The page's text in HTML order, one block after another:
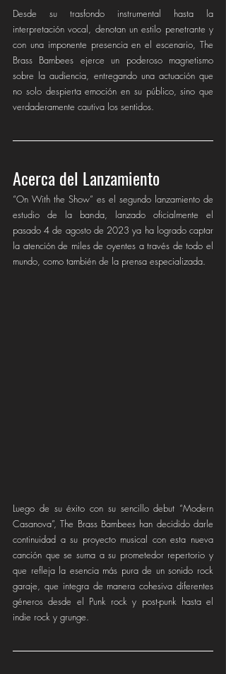
Desde su trasfondo instrumental hasta la
interpretación vocal, denotan un estilo penetrante y
con una imponente presencia en el escenario, The
Brass Bambees ejerce un poderoso magnetismo
sobre la audiencia, entregando una actuación que
no solo despierta emoción en su público, sino que
verdaderamente cautiva los sentidos.
Acerca del Lanzamiento
“On With the Show” es el segundo lanzamiento de
estudio de la banda, lanzado oficialmente el
pasado 4 de agosto de 2023 ya ha logrado captar
la atención de miles de oyentes a través de todo el
mundo, como también de la prensa especializada.
Luego de su éxito con su sencillo debut “Modern
Casanova”, The Brass Bambees han decidido darle
continuidad a su proyecto musical con esta nueva
canción que se suma a su prometedor repertorio y
que refleja la esencia más pura de un sonido rock
garaje, que integra de manera cohesiva diferentes
géneros desde el Punk rock y post-punk hasta el
indie rock y grunge.